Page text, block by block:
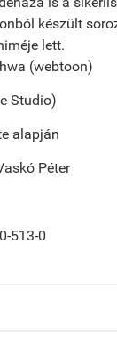
készült
lett.
(webtoon)
Studio)
alapján
Péter
513-0